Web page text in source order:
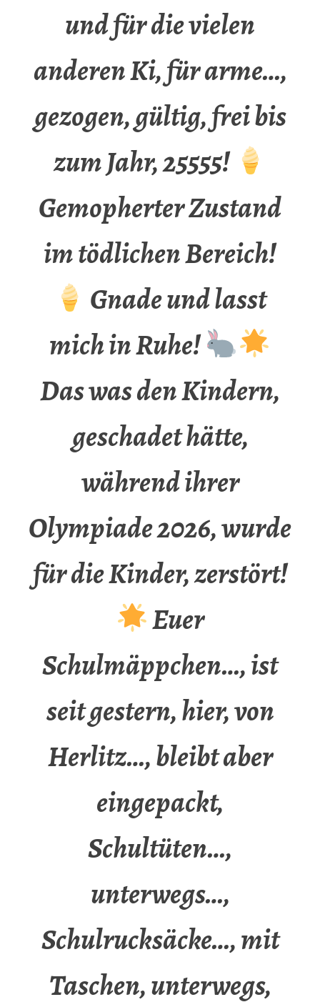
und für die vielen
anderen Ki, für arme…,
gezogen, gültig, frei bis
zum Jahr, 25555!
Gemopherter Zustand
im tödlichen Bereich!
Gnade und lasst
mich in Ruhe!
Das was den Kindern,
geschadet hätte,
während ihrer
Olympiade 2026, wurde
für die Kinder, zerstört!
Euer
Schulmäppchen…, ist
seit gestern, hier, von
Herlitz…, bleibt aber
eingepackt,
Schultüten…,
unterwegs…,
Schulrucksäcke…, mit
Taschen, unterwegs,